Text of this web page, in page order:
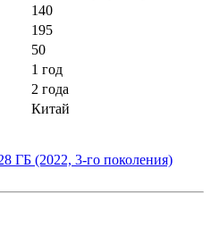
140
195
50
1 год
2 года
Китай
ГБ (2022, 3-го поколения)